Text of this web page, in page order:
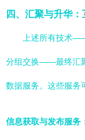
四、汇聚与升华
上述所有技术
分组交换——最终汇
数据服务。这些服务
信息获取与发布服务